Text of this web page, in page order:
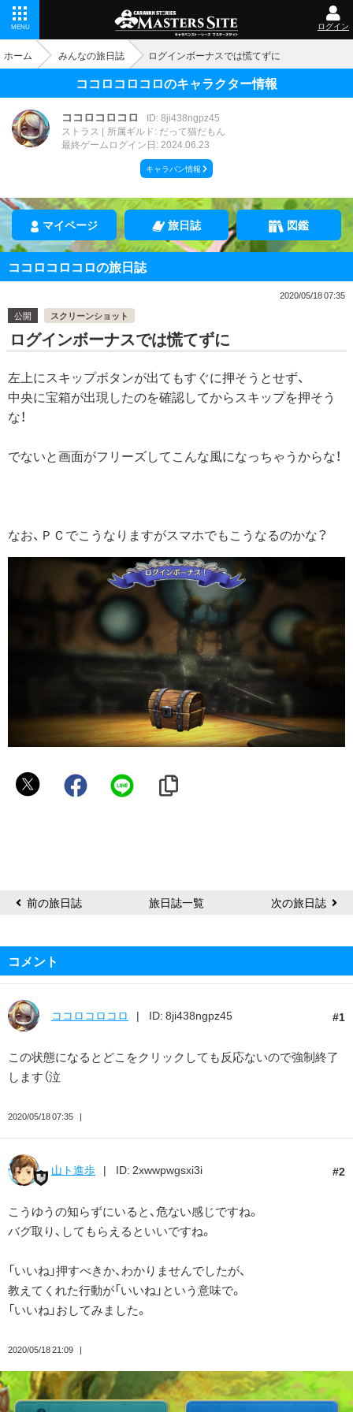
MENU ログイン
ホーム みんなの旅日誌 ログインボーナスでは慌てずに
ココロコロコロのキャラクター情報
ココロコロコロ
ID: 8ji438ngpz45
ストラス
所属ギルド: だって猫だもん
最終ゲームログイン日: 2024.06.23
キャラバン情報
マイページ 旅日誌 図鑑
ココロコロコロの旅日誌
2020/05/18 07:35
公開
スクリーンショット
ログインボーナスでは慌てずに
左上にスキップボタンが出てもすぐに押そうとせず、
中央に宝箱が出現したのを確認してからスキップを押そう
な！
でないと画面がフリーズしてこんな風になっちゃうからな！
なお、ＰＣでこうなりますがスマホでもこうなるのかな？
コ
ロ 前の旅日誌 旅日誌一覧 次の旅日誌
コメント
1
ココロコロコロ ID: 8ji438ngpz45
この状態になるとどこをクリックしても反応ないので強制終了
します（泣
2020/05/18 07:35
2
山ト進歩 ID: 2xwwpwgsxi3i
こうゆうの知らずにいると、危ない感じですね。
バグ取り、してもらえるといいですね。
「いいね」押すべきか、わかりませんでしたが、
教えてくれた行動が「いいね」という意味で。
「いいね」おしてみました。
2020/05/18 21:09